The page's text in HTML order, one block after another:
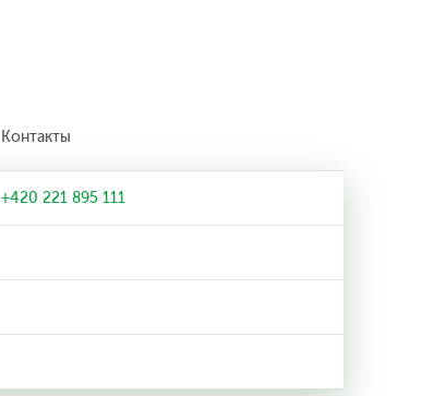
Контакты
+420 221 895 111